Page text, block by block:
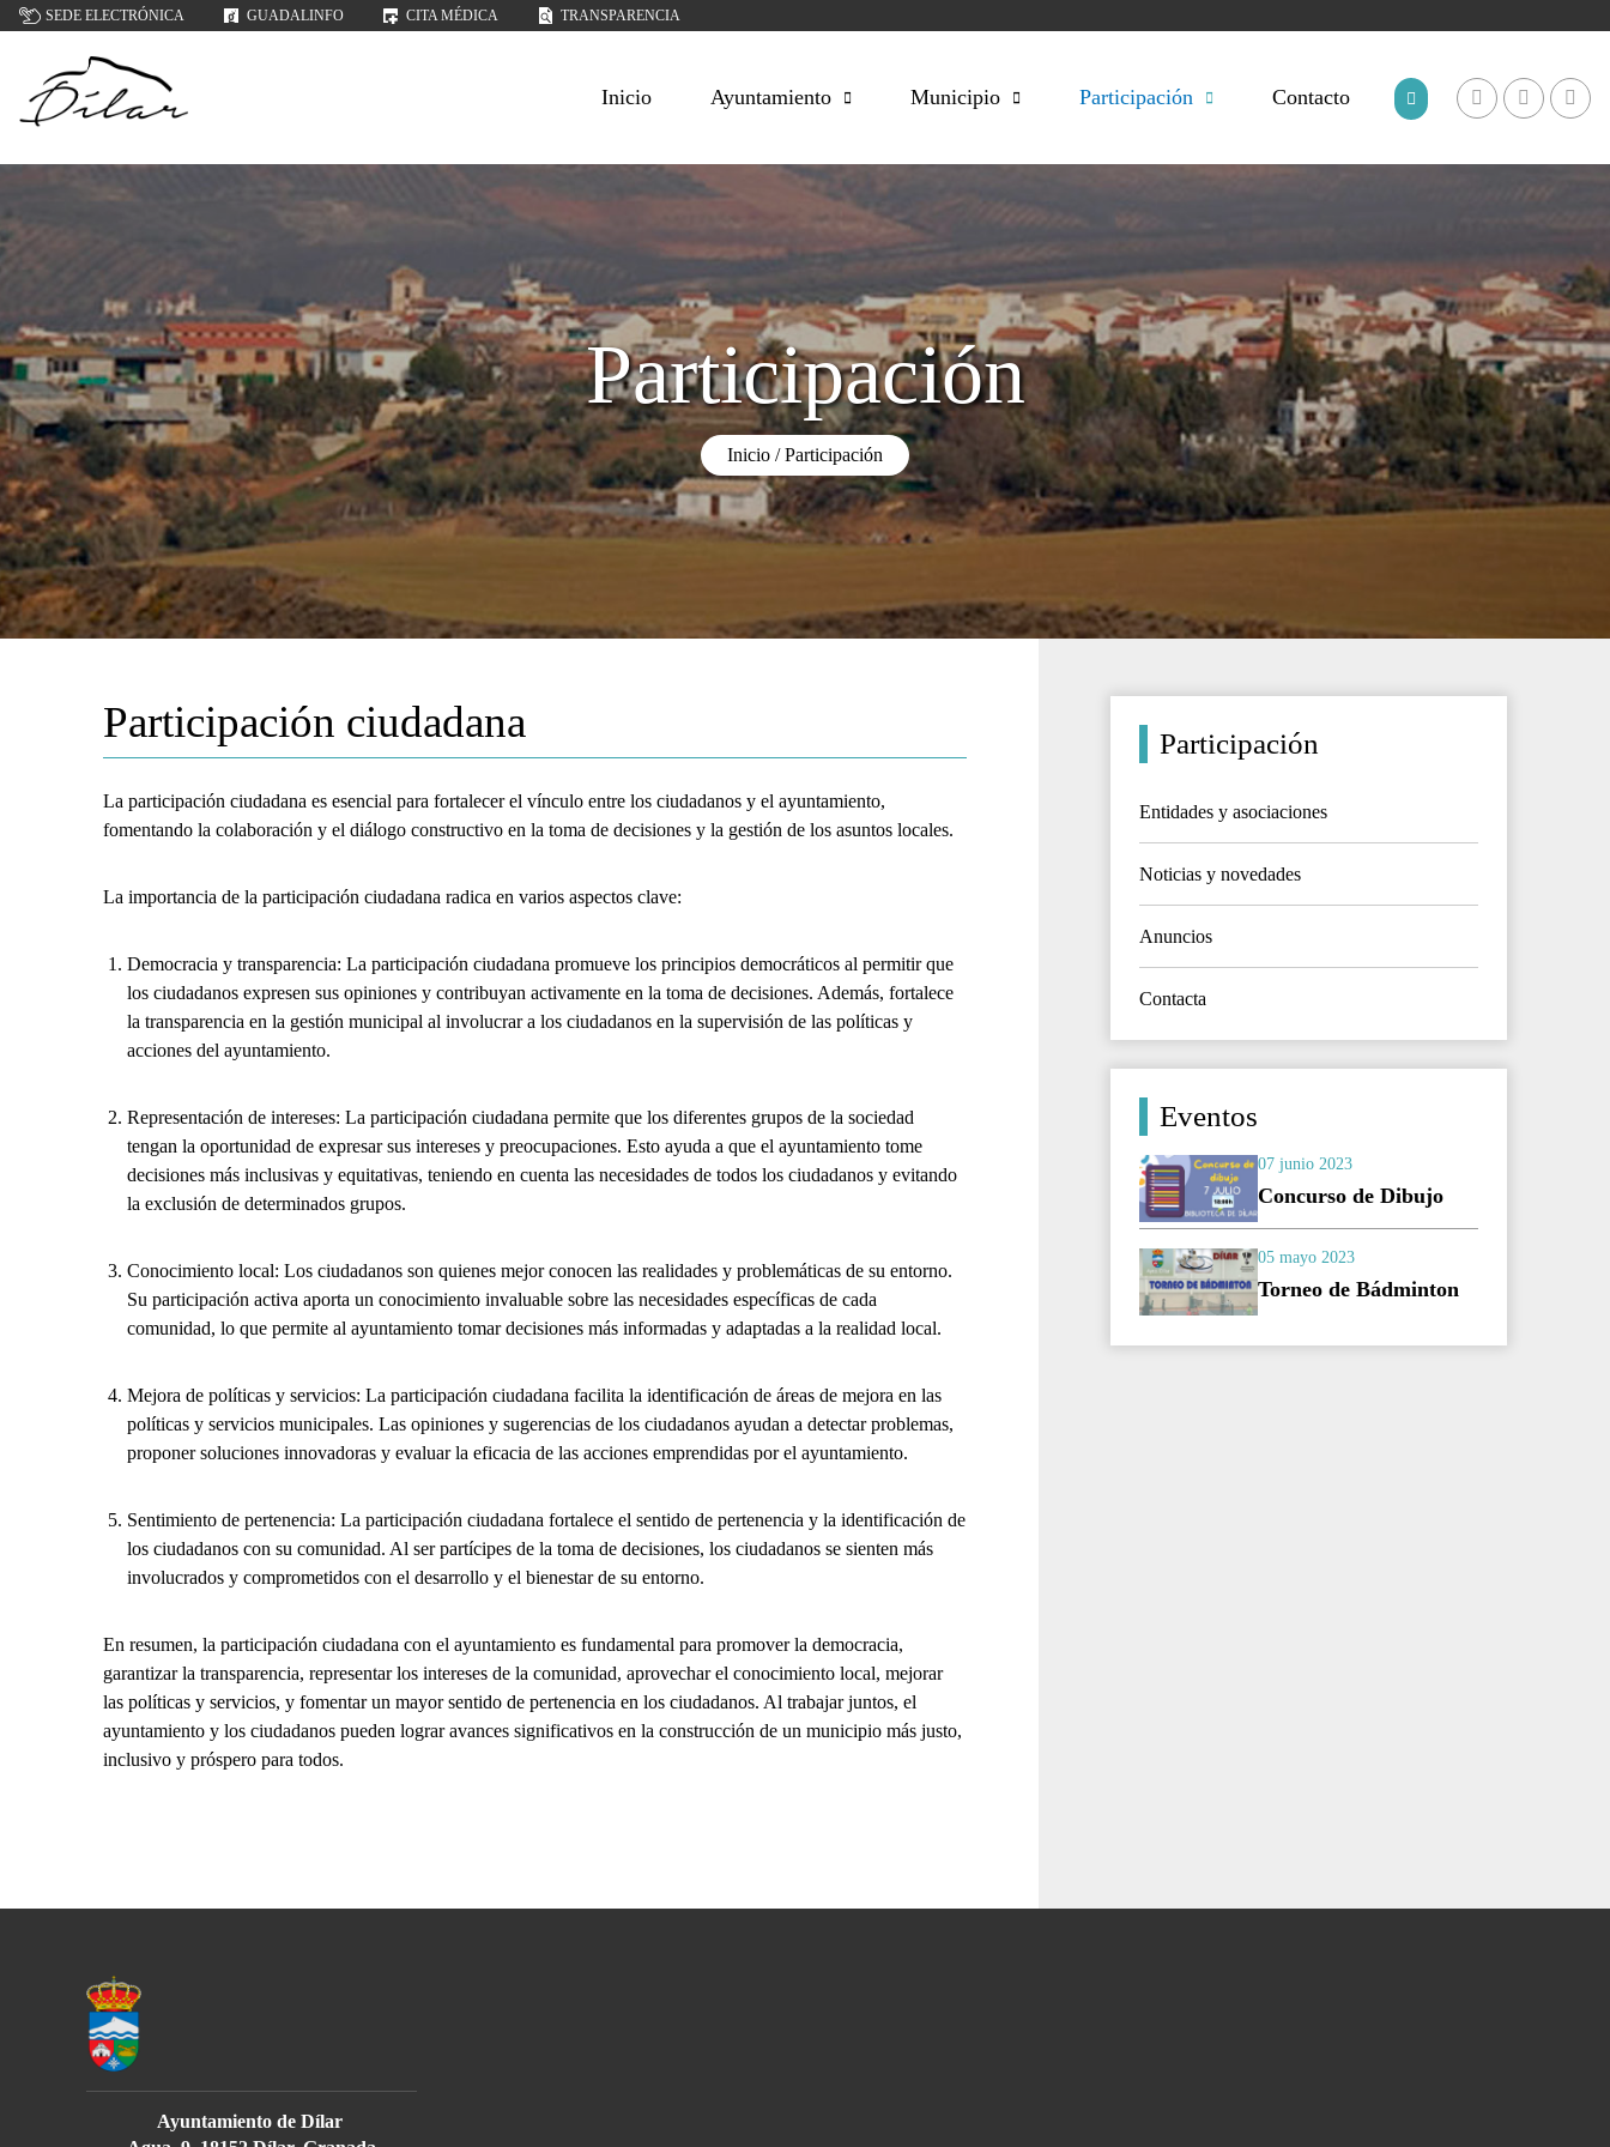
SEDE ELECTRÓNICA GUADALINFO CITA MÉDICA TRANSPARENCIA
Inicio Ayuntamiento Municipio Participación Contacto
Participación
Inicio Participación
Participación ciudadana
La participación ciudadana es esencial para fortalecer el vínculo entre los ciudadanos y el ayuntamiento,
fomentando la colaboración y el diálogo constructivo en la toma de decisiones y la gestión de los asuntos locales.
La importancia de la participación ciudadana radica en varios aspectos clave:
Democracia y transparencia: La participación ciudadana promueve los principios democráticos al permitir que
los ciudadanos expresen sus opiniones y contribuyan activamente en la toma de decisiones. Además, fortalece
la transparencia en la gestión municipal al involucrar a los ciudadanos en la supervisión de las políticas y
acciones del ayuntamiento.
Representación de intereses: La participación ciudadana permite que los diferentes grupos de la sociedad
tengan la oportunidad de expresar sus intereses y preocupaciones. Esto ayuda a que el ayuntamiento tome
decisiones más inclusivas y equitativas, teniendo en cuenta las necesidades de todos los ciudadanos y evitando
la exclusión de determinados grupos.
Conocimiento local: Los ciudadanos son quienes mejor conocen las realidades y problemáticas de su entorno.
Su participación activa aporta un conocimiento invaluable sobre las necesidades específicas de cada
comunidad, lo que permite al ayuntamiento tomar decisiones más informadas y adaptadas a la realidad local.
Mejora de políticas y servicios: La participación ciudadana facilita la identificación de áreas de mejora en las
políticas y servicios municipales. Las opiniones y sugerencias de los ciudadanos ayudan a detectar problemas,
proponer soluciones innovadoras y evaluar la eficacia de las acciones emprendidas por el ayuntamiento.
Sentimiento de pertenencia: La participación ciudadana fortalece el sentido de pertenencia y la identificación de
los ciudadanos con su comunidad. Al ser partícipes de la toma de decisiones, los ciudadanos se sienten más
involucrados y comprometidos con el desarrollo y el bienestar de su entorno.
En resumen, la participación ciudadana con el ayuntamiento es fundamental para promover la democracia,
garantizar la transparencia, representar los intereses de la comunidad, aprovechar el conocimiento local, mejorar
las políticas y servicios, y fomentar un mayor sentido de pertenencia en los ciudadanos. Al trabajar juntos, el
ayuntamiento y los ciudadanos pueden lograr avances significativos en la construcción de un municipio más justo,
inclusivo y próspero para todos.
Participación
Entidades y asociaciones
Noticias y novedades
Anuncios
Contacta
Eventos
07 junio 2023
Concurso de Dibujo
05 mayo 2023
Torneo de Bádminton
Ayuntamiento de Dílar